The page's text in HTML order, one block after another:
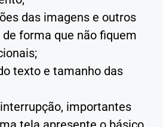
das imagens e outros
forma que não fiquem
texto e tamanho das
importantes